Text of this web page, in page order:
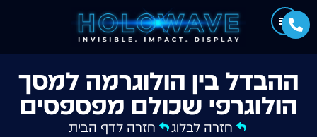
ההבדל בין הולוגרמה למסך
הולוגרפי שכולם מפספסים
חזרה לבלוג חזרה לדף הבית